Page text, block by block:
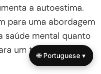
a autoestima.
para uma abordagem
saúde mental quanto
um tratamento
🌐 Portuguese ▾